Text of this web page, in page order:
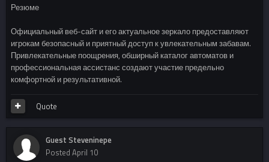
Резюме
Официальный веб-сайт и его актуальное зеркало предоставляют
игрокам безопасный и приятный доступ к увлекательным забавам.
Привлекательные поощрения, обширный каталог автоматов и
профессиональная ассистанс создают участие предельно
комфортной и результативной.
Quote
Guest Steveninepe
Posted April 10